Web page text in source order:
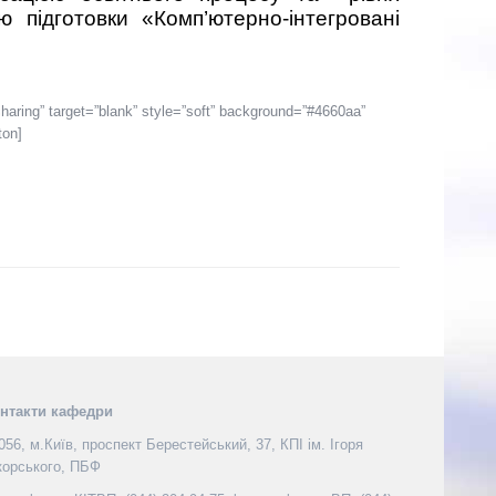
«Комп’ютерно-інтегровані
target=”blank” style=”soft” background=”#4660aa”
кафедри
м.Київ, проспект Берестейський, 37, КПІ ім. Ігоря
ПБФ